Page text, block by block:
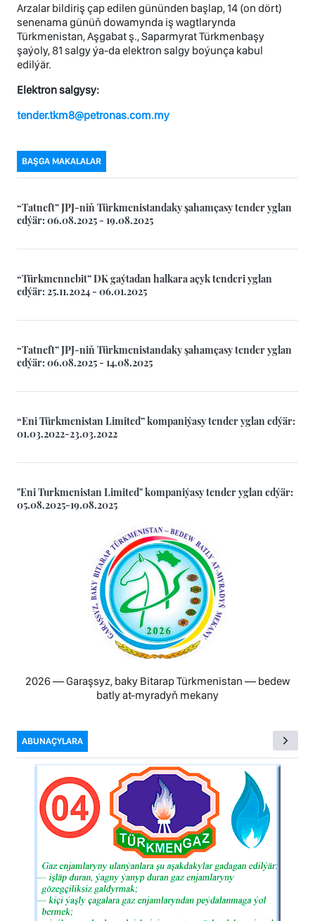
Arzalar bildiriş çap edilen gününden başlap, 14 (on dört)
senenama günüň dowamynda iş wagtlarynda
Türkmenistan, Aşgabat ş., Saparmyrat Türkmenbaşy
şaýoly, 81 salgy ýa-da elektron salgy boýunça kabul
edilýär.
Elektron salgysy:
tender.tkm8@petronas.com.my
BAŞGA MAKALALAR
“Tatneft” JPJ-niň Türkmenistandaky şahamçasy tender yglan
edýär: 06.08.2025 - 19.08.2025
“Türkmennebit” DK gaýtadan halkara açyk tenderi yglan
edýär: 25.11.2024 - 06.01.2025
“Tatneft” JPJ-niň Türkmenistandaky şahamçasy tender yglan
edýär: 06.08.2025 - 14.08.2025
“Eni Türkmenistan Limited” kompaniýasy tender yglan edýär:
01.03.2022-23.03.2022
"Eni Turkmenistan Limited" kompaniýasy tender yglan edýär:
05.08.2025-19.08.2025
2026 — Garaşsyz, baky Bitarap Türkmenistan — bedew
batly at-myradyň mekany
ABUNAÇYLARA